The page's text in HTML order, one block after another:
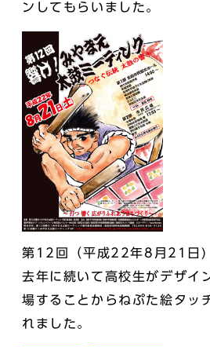
ンしてもらいました。
第12回（平成22年8月21日)
去年に続いて高校生がデザイ
場することからねぷた絵タッ
れました。